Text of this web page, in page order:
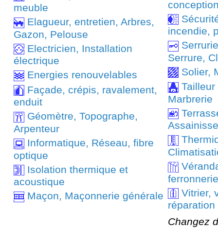
meuble
Elagueur, entretien, Arbres,
Gazon, Pelouse
Electricien, Installation
électrique
Energies renouvelables
Façade, crépis, ravalement,
enduit
Géomètre, Topographe,
Arpenteur
Informatique, Réseau, fibre
optique
Isolation thermique et
acoustique
Maçon, Maçonnerie générale
incendie,
Serrure,
Solier,
Marbrerie
ferronnerie
Vitrier,
réparation
Changez